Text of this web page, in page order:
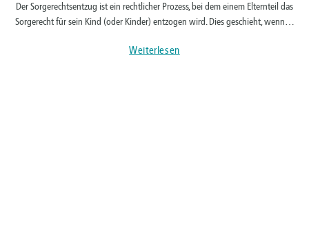
Der Sorgerechtsentzug ist ein rechtlicher Prozess, bei dem einem Elternteil das
Sorgerecht für sein Kind (oder Kinder) entzogen wird. Dies geschieht, wenn…
Weiterlesen